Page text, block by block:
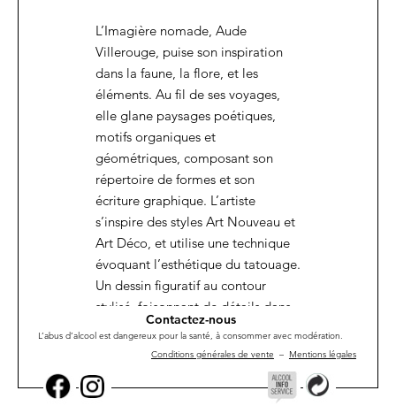
L’Imagière nomade, Aude
Villerouge, puise son inspiration
dans la faune, la flore, et les
éléments. Au fil de ses voyages,
elle glane paysages poétiques,
motifs organiques et
géométriques, composant son
répertoire de formes et son
écriture graphique. L’artiste
s’inspire des styles Art Nouveau et
Art Déco, et utilise une technique
évoquant l’esthétique du tatouage.
Un dessin figuratif au contour
stylisé, foisonnant de détails dans
son cloisonnement.
Elle dessine de curieux animaux,
souvent menacés, à
Contactez-nous
L’abus d’alcool est dangereux pour la santé, à consommer avec modération.
Conditions générales de vente – Mentions légales